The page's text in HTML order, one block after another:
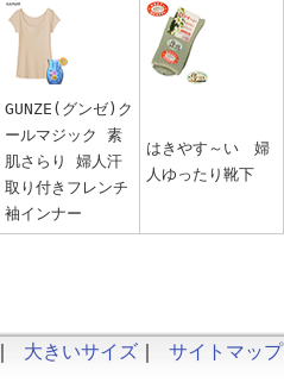
GUNZE(グンゼ)ク
ールマジック 素
肌さらり 婦人汗
取り付きフレンチ
袖インナー
はきやす～い 婦
人ゆったり靴下
｜ 大きいサイズ ｜ サイトマップ